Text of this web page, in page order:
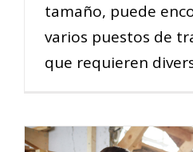
tamaño, puede
varios puestos de
que requieren